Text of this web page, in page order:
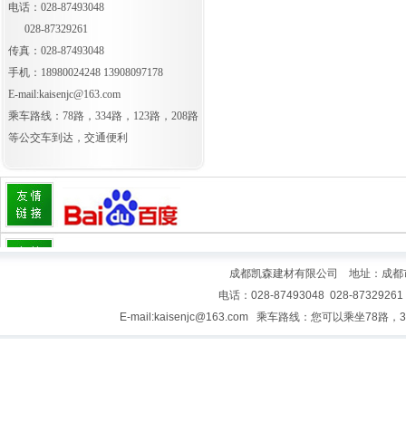
电话：028-87493048
028-87329261
传真：028-87493048
手机：18980024248 13908097178
E-mail:kaisenjc@163.com
乘车路线：78路，334路，123路，208路
等公交车到达，交通便利
成都凯森建材有限公司 地址：成
电话：028-87493048 028-
E-mail:kaisenjc@163.com 乘车路线：您可以乘坐78路，